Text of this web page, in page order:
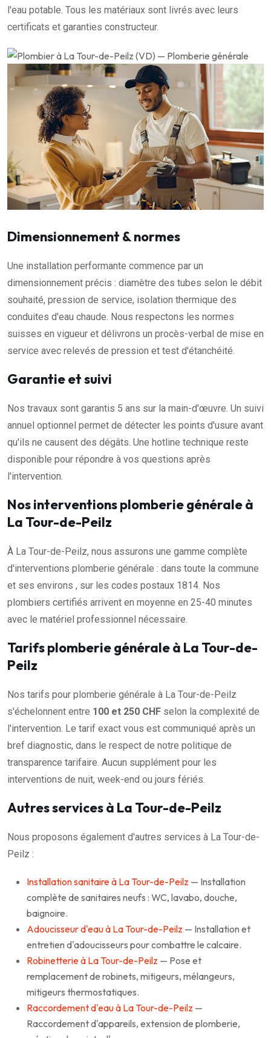
l'eau potable. Tous les matériaux sont livrés avec leurs
certificats et garanties constructeur.
Dimensionnement & normes
Une installation performante commence par un
dimensionnement précis : diamètre des tubes selon le débit
souhaité, pression de service, isolation thermique des
conduites d'eau chaude. Nous respectons les normes
suisses en vigueur et délivrons un procès-verbal de mise en
service avec relevés de pression et test d'étanchéité.
Garantie et suivi
Nos travaux sont garantis 5 ans sur la main-d'œuvre. Un suivi
annuel optionnel permet de détecter les points d'usure avant
qu'ils ne causent des dégâts. Une hotline technique reste
disponible pour répondre à vos questions après
l'intervention.
Nos interventions plomberie générale à
La Tour-de-Peilz
À La Tour-de-Peilz, nous assurons une gamme complète
d'interventions plomberie générale : dans toute la commune
et ses environs , sur les codes postaux 1814. Nos
plombiers certifiés arrivent en moyenne en 25-40 minutes
avec le matériel professionnel nécessaire.
Tarifs plomberie générale à La Tour-de-
Peilz
Nos tarifs pour plomberie générale à La Tour-de-Peilz
s'échelonnent entre 100 et 250 CHF selon la complexité de
l'intervention. Le tarif exact vous est communiqué après un
bref diagnostic, dans le respect de notre politique de
transparence tarifaire. Aucun supplément pour les
interventions de nuit, week-end ou jours fériés.
Autres services à La Tour-de-Peilz
Nous proposons également d'autres services à La Tour-de-
Peilz :
Installation sanitaire à La Tour-de-Peilz — Installation
complète de sanitaires neufs : WC, lavabo, douche,
baignoire.
Adoucisseur d'eau à La Tour-de-Peilz — Installation et
entretien d'adoucisseurs pour combattre le calcaire.
Robinetterie à La Tour-de-Peilz — Pose et
remplacement de robinets, mitigeurs, mélangeurs,
mitigeurs thermostatiques.
Raccordement d'eau à La Tour-de-Peilz —
Raccordement d'appareils, extension de plomberie,